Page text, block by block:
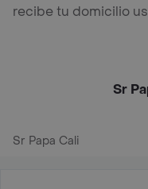
recibe tu domicilio
Sr
Sr Papa Cali